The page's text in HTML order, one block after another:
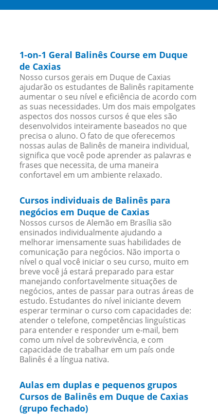
1-on-1 Geral Balinês Course em Duque
de Caxias
Nosso cursos gerais em Duque de Caxias
ajudarão os estudantes de Balinês rapitamente
aumentar o seu nível e eficiência de acordo com
as suas necessidades. Um dos mais empolgates
aspectos dos nossos cursos é que eles são
desenvolvidos inteiramente baseados no que
precisa o aluno. O fato de que oferecemos
nossas aulas de Balinês de maneira individual,
significa que você pode aprender as palavras e
frases que necessita, de uma maneira
confortavel em um ambiente relaxado.
Cursos individuais de Balinês para
negócios em Duque de Caxias
Nossos cursos de Alemão em Brasília são
ensinados individualmente ajudando a
melhorar imensamente suas habilidades de
comunicação para negócios. Não importa o
nível o qual você iniciar o seu curso, muito em
breve você já estará preparado para estar
manejando confortavelmente situações de
negócios, antes de passar para outras áreas de
estudo. Estudantes do nível iniciante devem
esperar terminar o curso com capacidades de:
atender o telefone, competências linguísticas
para entender e responder um e-mail, bem
como um nível de sobrevivência, e com
capacidade de trabalhar em um país onde
Balinês é a língua nativa.
Aulas em duplas e pequenos grupos
Cursos de Balinês em Duque de Caxias
(grupo fechado)